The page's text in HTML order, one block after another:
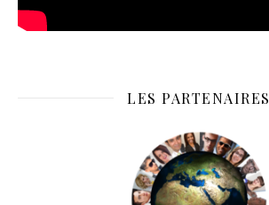
LES PARTENAIRES